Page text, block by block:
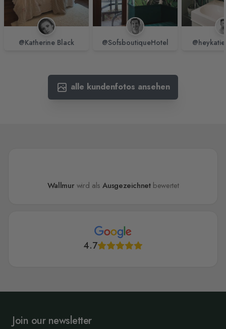
@Katherine Black @SofsboutiqueHotel
alle kundenfotos ansehen
Wallmur wird alsAusgezeichnetbewertet
4.7
Join our newsletter